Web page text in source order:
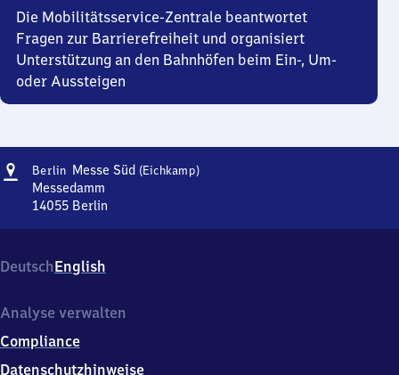
Die Mobilitätsservice-Zentrale beantwortet
Fragen zur Barrierefreiheit und organisiert
Unterstützung an den Bahnhöfen beim Ein-, Um-
oder Aussteigen
Adresse
Berlin Messe Süd (Eichkamp)Berlin
Messedamm
14055 Berlin
Süd
(Eichkamp),
1
0
5
DeutschEnglish
Analyse verwalten
Compliance
Datenschutzhinweise